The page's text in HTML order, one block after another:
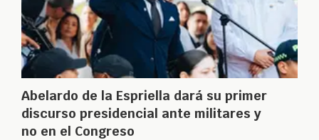
Abelardo de la Espriella dará su primer
discurso presidencial ante militares y
no en el Congreso